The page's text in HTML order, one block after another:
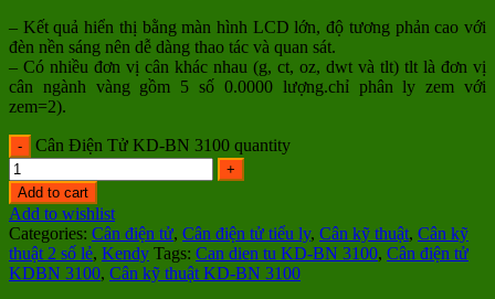
– Kết quả hiển thị bằng màn hình LCD lớn, độ tương phản cao với
đèn nền sáng nên dễ dàng thao tác và quan sát.
– Có nhiều đơn vị cân khác nhau (g, ct, oz, dwt và tlt) tlt là đơn vị
cân ngành vàng gồm 5 số 0.0000 lượng.chỉ phân ly zem với
zem=2).
Cân Điện Tử KD-BN 3100 quantity
Add to cart
Add to wishlist
Categories: Cân điện tử, Cân điện tử tiểu ly, Cân kỹ thuật, Cân kỹ
thuật 2 số lẻ, Kendy Tags: Can dien tu KD-BN 3100, Cân điện tử
KDBN 3100, Cân kỹ thuật KD-BN 3100